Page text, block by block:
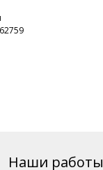
Наши работы